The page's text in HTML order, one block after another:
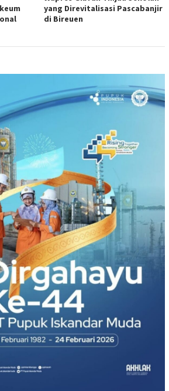
yang Direvitalisasi Pascabanjir
di Bireuen